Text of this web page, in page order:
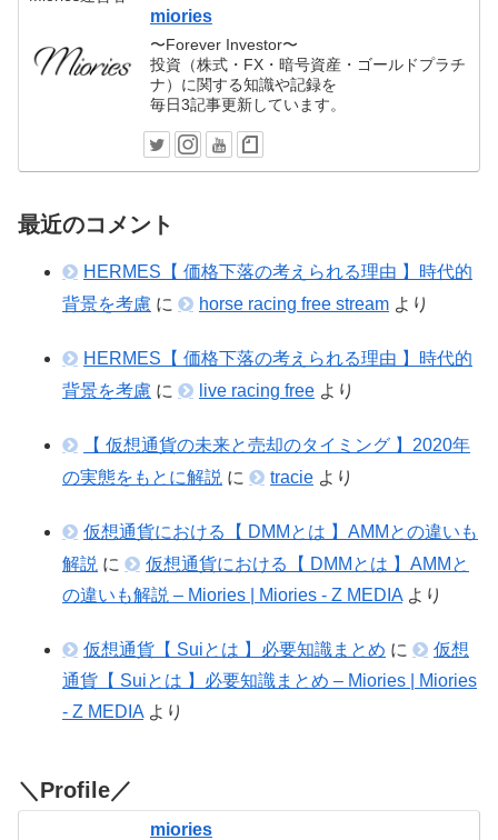
miories
〜Forever Investor〜
投資（株式・FX・暗号資産・ゴールドプラチ
ナ）に関する知識や記録を
毎日3記事更新しています。
最近のコメント
HERMES【 価格下落の考えられる理由 】時代的
背景を考慮 に horse racing free stream より
HERMES【 価格下落の考えられる理由 】時代的
背景を考慮 に live racing free より
【 仮想通貨の未来と売却のタイミング 】2020年
の実態をもとに解説 に tracie より
仮想通貨における【 DMMとは 】AMMとの違いも
解説 に
仮想通貨における【 DMMとは 】AMMと
の違いも解説 – Miories | Miories - Z MEDIA より
仮想通貨【 Suiとは 】必要知識まとめ に
仮想
通貨【 Suiとは 】必要知識まとめ – Miories | Miories
- Z MEDIA より
＼Profile／
miories